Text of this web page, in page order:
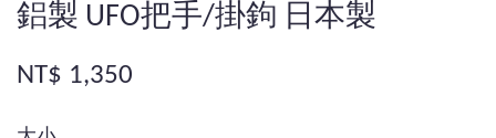
鋁製 UFO把手/掛鉤 日本製
NT$ 1,350